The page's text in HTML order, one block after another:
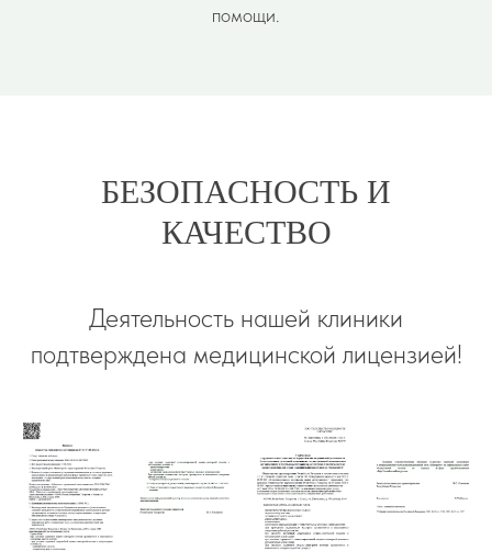
помощи.
БЕЗОПАСНОСТЬ И
КАЧЕСТВО
Деятельность нашей клиники
подтверждена медицинской лицензией!